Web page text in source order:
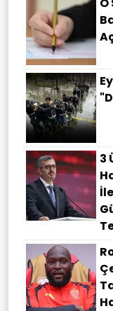
3